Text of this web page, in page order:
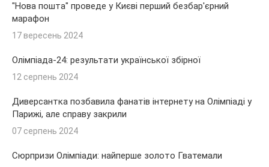
"Нова пошта" проведе у Києві перший безбар'єрний
марафон
17 вересень 2024
Олімпіада-24: результати української збірної
12 серпень 2024
Диверсантка позбавила фанатів інтернету на Олімпіаді у
Парижі, але справу закрили
07 серпень 2024
Сюрпризи Олімпіади: найперше золото Гватемали